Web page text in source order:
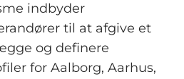
indbyder
til at afgive et
og definere
for Aalborg, Aarhus,